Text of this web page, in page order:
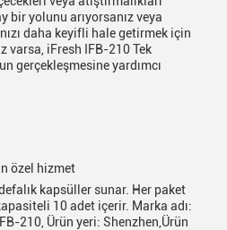
bir yolunu arıyorsanız veya
daha keyifli hale getirmek için
varsa, iFresh IFB-210 Tek
gerçekleşmesine yardımcı
özel hizmet
kapsüller sunar. Her paket
10 adet içerir. Marka adı:
210, Ürün yeri: Shenzhen,Ürün